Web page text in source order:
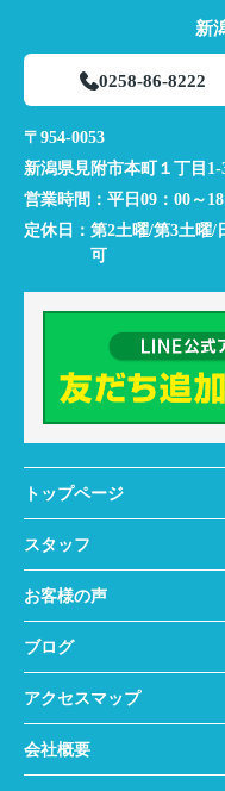
新
0258-86-8222
〒954-0053
新潟県見附市本町１丁目1-
営業時間： 平日09：00～
定休日： 第2土曜/第3土曜
可
トップページ
スタッフ
お客様の声
ブログ
アクセスマップ
会社概要